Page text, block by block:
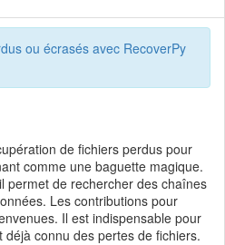
ou écrasés avec RecoverPy
de fichiers perdus pour
comme une baguette magique.
permet de rechercher des chaînes
Les contributions pour
Il est indispensable pour
connu des pertes de fichiers.